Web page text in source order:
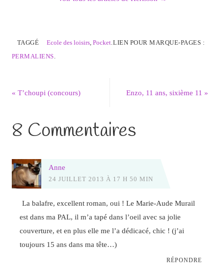
TAGGÉ Ecole des loisirs,Pocket.LIEN POUR MARQUE-PAGES :
PERMALIENS.
« T’choupi (concours) Enzo, 11 ans, sixième 11»
8 Commentaires
Anne
24 JUILLET 2013 À 17 H 50 MIN
La balafre, excellent roman, oui ! Le Marie-Aude Murail
est dans ma PAL, il m’a tapé dans l’oeil avec sa jolie
couverture, et en plus elle me l’a dédicacé, chic ! (j’ai
toujours 15 ans dans ma tête…)
RÉPONDRE